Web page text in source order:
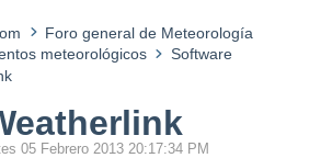
Foro general de Meteorología
meteorológicos
Software
05 Febrero 2013 20:17:34 PM